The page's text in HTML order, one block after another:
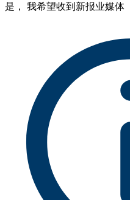
是， 我希望收到新报业媒体